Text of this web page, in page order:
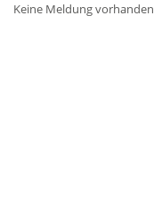
Keine Meldung vorhanden